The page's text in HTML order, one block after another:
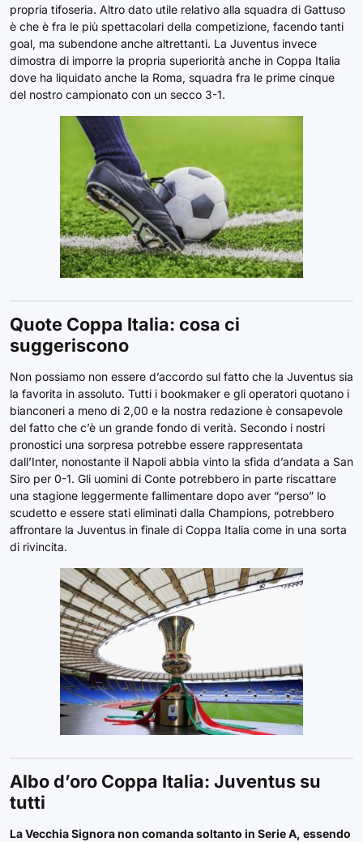
propria tifoseria. Altro dato utile relativo alla squadra di Gattuso
è che è fra le più spettacolari della competizione, facendo tanti
goal, ma subendone anche altrettanti. La Juventus invece
dimostra di imporre la propria superiorità anche in Coppa Italia
dove ha liquidato anche la Roma, squadra fra le prime cinque
del nostro campionato con un secco 3-1.
Quote Coppa Italia: cosa ci
suggeriscono
Non possiamo non essere d’accordo sul fatto che la Juventus sia
la favorita in assoluto. Tutti i bookmaker e gli operatori quotano i
bianconeri a meno di 2,00 e la nostra redazione è consapevole
del fatto che c’è un grande fondo di verità. Secondo i nostri
pronostici una sorpresa potrebbe essere rappresentata
dall’Inter, nonostante il Napoli abbia vinto la sfida d’andata a San
Siro per 0-1. Gli uomini di Conte potrebbero in parte riscattare
una stagione leggermente fallimentare dopo aver “perso” lo
scudetto e essere stati eliminati dalla Champions, potrebbero
affrontare la Juventus in finale di Coppa Italia come in una sorta
di rivincita.
Albo d’oro Coppa Italia: Juventus su
tutti
La Vecchia Signora non comanda soltanto in Serie A, essendo